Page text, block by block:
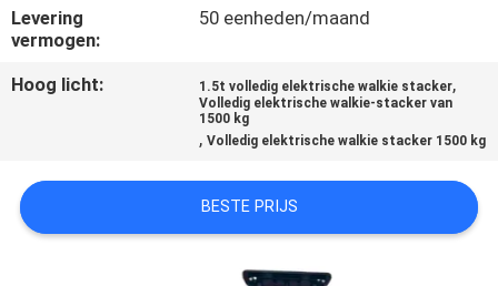
VERZOEK
OM EEN
CITAAT
PRIVACY
Levering
vermogen:
50 eenheden/maand
Hoog licht: 1.5t volledig elektrische walkie stacker,
Volledig elektrische walkie-stacker van
1500 kg
,Volledig elektrische walkie stacker 1500 kg
BESTE PRIJS